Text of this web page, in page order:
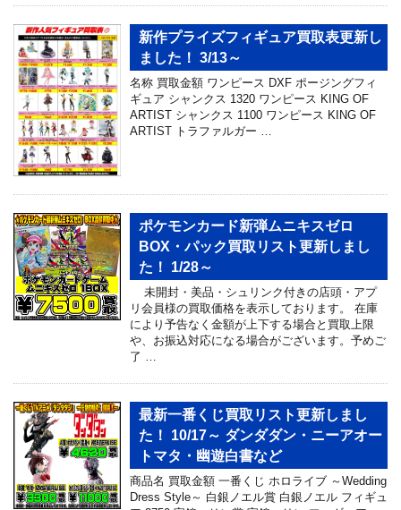
新作プライズフィギュア買取表更新し
ました！ 3/13～
名称 買取金額 ワンピース DXF ポージングフィ
ギュア シャンクス 1320 ワンピース KING OF
ARTIST シャンクス 1100 ワンピース KING OF
ARTIST トラファルガー …
ポケモンカード新弾ムニキスゼロ
BOX・パック買取リスト更新しまし
た！ 1/28～
未開封・美品・シュリンク付きの店頭・アプ
リ会員様の買取価格を表示しております。 在庫
により予告なく金額が上下する場合と買取上限
や、お振込対応になる場合がございます。予めご
了 …
最新一番くじ買取リスト更新しまし
た！ 10/17～ ダンダダン・ニーアオー
トマタ・幽遊白書など
商品名 買取金額 一番くじ ホロライブ ～Wedding
Dress Style～ 白銀ノエル賞 白銀ノエル フィギュ